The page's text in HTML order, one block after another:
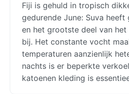
Fiji is gehuld in tropisch
gedurende June: Suva heeft
en het grootste deel van
bij. Het constante vocht
temperaturen aanzienlijk
nachts is er beperkte
katoenen kleding is